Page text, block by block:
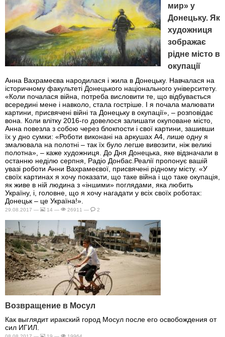
мир» у
Донецьку. Як
художниця
зображає
рідне місто в
окупації
Анна Вахрамеєва народилася і жила в Донецьку. Навчалася на
історичному факультеті Донецького національного університету.
«Коли почалася війна, потреба висловити те, що відбувається
всередині мене і навколо, стала гостріше. І я почала малювати
картини, присвячені війні та Донецьку в окупації», – розповідає
вона. Коли влітку 2016-го довелося залишати окуповане місто,
Анна повезла з собою через блокпости і свої картини, зашивши
їх у дно сумки: «Роботи виконані на аркушах А4, лише одну я
змалювала на полотні – так їх було легше вивозити, ніж великі
полотна», – каже художниця. До Дня Донецька, яке відзначали в
останню неділю серпня, Радіо Донбас.Реалії пропонує вашій
увазі роботи Анни Вахрамеєвої, присвячені рідному місту. «У
своїх картинах я хочу показати, що таке війна і що таке окупація,
як живе в ній людина з «іншими» поглядами, яка любить
Україну, і, головне, що я хочу нагадати у всіх своїх роботах:
Донецьк – це Україна!».
29.08.2017 — 14 — 26911 — 2
Возвращение в Мосул
Как выглядит иракский город Мосул после его освобождения от
сил ИГИЛ.